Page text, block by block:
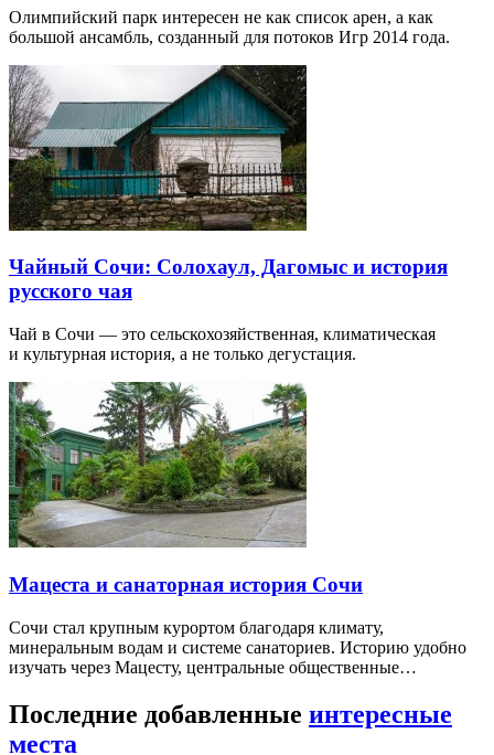
Олимпийский парк интересен не как список арен, а как
большой ансамбль, созданный для потоков Игр 2014 года.
Чайный Сочи: Солохаул, Дагомыс и история
русского чая
Чай в Сочи — это сельскохозяйственная, климатическая
и культурная история, а не только дегустация.
Мацеста и санаторная история Сочи
Сочи стал крупным курортом благодаря климату,
минеральным водам и системе санаториев. Историю удобно
изучать через Мацесту, центральные общественные…
Последние добавленные интересные
места